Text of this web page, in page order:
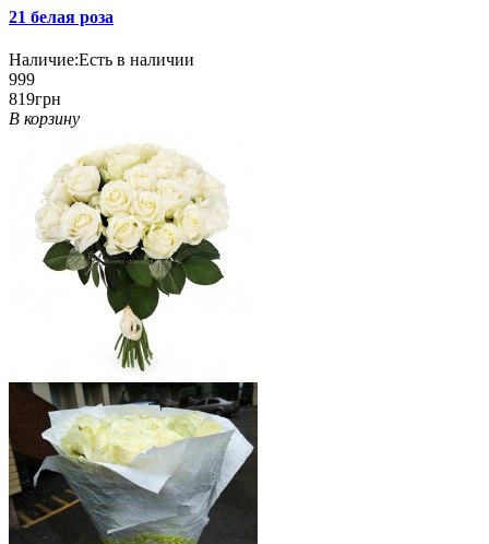
21 белая роза
Наличие:Есть в наличии
999
819грн
В корзину